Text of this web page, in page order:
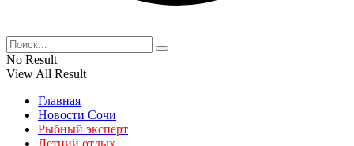
No Result
View All Result
Главная
Новости Сочи
Рыбный эксперт